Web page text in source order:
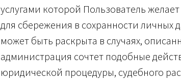
услугами которой Пользователь
для сбережения в сохранности
может быть раскрыта в случаях,
администрация сочтет подобные
юридической процедуры, судебного